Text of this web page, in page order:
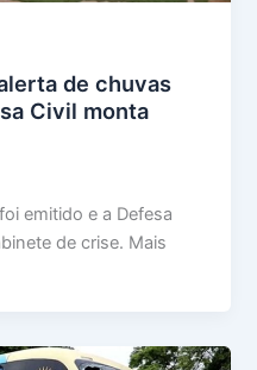
de chuvas
Civil monta
emitido e a Defesa
de crise. Mais